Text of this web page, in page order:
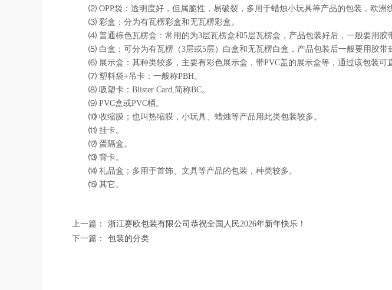
⑵ OPP袋：透明度好，但属脆性，易破裂，多用于蜡烛小玩具等产品的包装，欧洲
⑶ 彩盒：分为有瓦楞彩盒和无瓦楞彩盒。
⑷ 普通棕色瓦楞盒：常用的为3层瓦楞盒和5层瓦楞盒，产品包装好后，一般要用胶
⑸ 白盒：可分为有瓦楞（3层或5层）白盒和无瓦楞白盒，产品包装后一般要用胶带
⑹ 展示盒：其种类较多，主要有彩色展示盒，带PVC盖的展示盒等，通过该包装可
⑺ 塑料袋+吊卡：一般称PBH。
⑻ 吸塑卡：Blister Card,简称BC。
⑼ PVC盒或PVC桶。
⑽ 收缩膜；也叫热缩膜，小玩具、蜡烛等产品用此类包装较多。
⑾ 挂卡。
⑿ 蛋隔盒。
⒀ 背卡。
⒁ 礼品盒；多用于首饰、文具等产品的包装，种类较多。
⒂ 其它。
上一篇：
浙江赛欧包装有限公司恭祝全国人民2026年新年快乐！
下一篇：
包装的分类